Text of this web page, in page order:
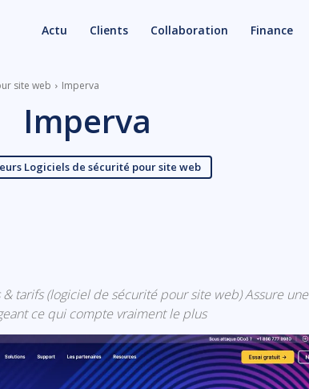
Actu Clients Collaboration Finance
site web Imperva
Imperva
Logiciels de sécurité pour site web
tarifs (logiciel de sécurité pour site web) Assure une
ce qui compte vraiment le plus